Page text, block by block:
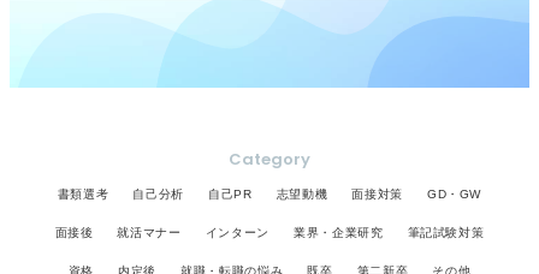
Category
書類選考 自己分析 自己PR 志望動機 面接対策 GD・GW
面接後 就活マナー インターン 業界・企業研究 筆記試験対策
資格 内定後 就職・転職の悩み 既卒 第二新卒 その他